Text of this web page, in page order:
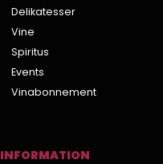
Delikatesser
Vine
Spiritus
Events
Vinabonnement
INFORMATION